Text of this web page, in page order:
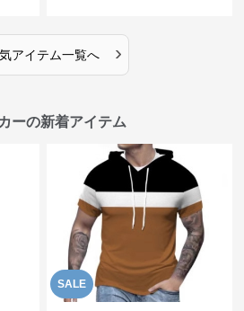
アイテム一覧へ ›
ーの新着アイテム
SALE